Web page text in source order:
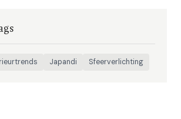
Japandi Sfeerverlichting